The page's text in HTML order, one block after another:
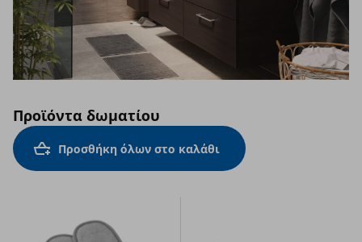
Προϊόντα δωματίου
Προσθήκη όλων στο καλάθι